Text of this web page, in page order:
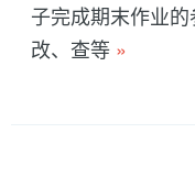
子完成期末作业的
改、查等 »